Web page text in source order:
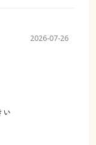
2026-07-26
い